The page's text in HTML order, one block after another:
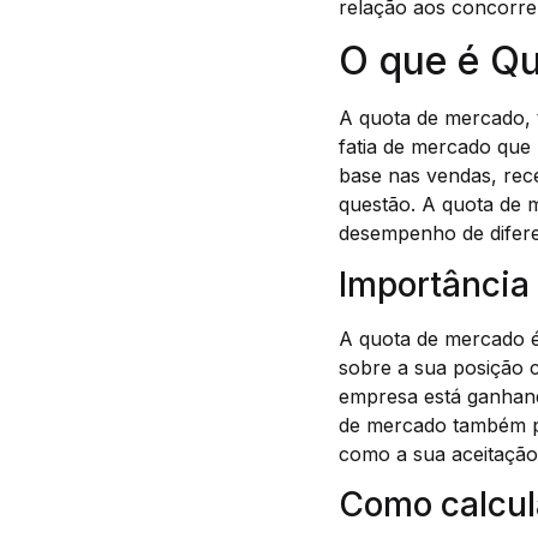
relação aos
O que é
A quota de
fatia de mercado
base nas vendas,
questão. A quota de
desempenho de
Importância
A quota de mercado
sobre a sua posição
empresa está
de mercado também
como a sua
Como